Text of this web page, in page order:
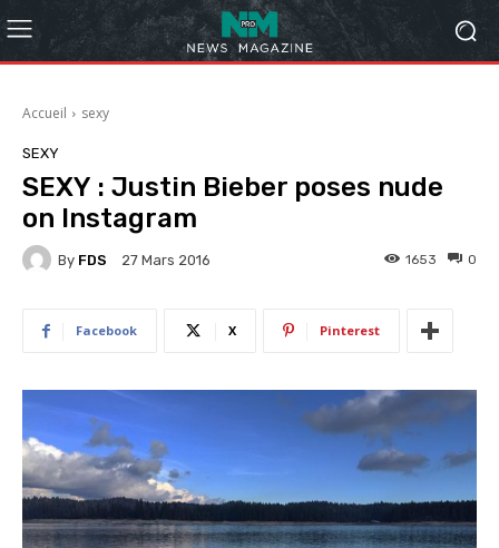
Accueil sexy
SEXY
SEXY : Justin Bieber poses nude
on Instagram
By FDS 27 Mars 2016 0
1653
Facebook X Pinterest